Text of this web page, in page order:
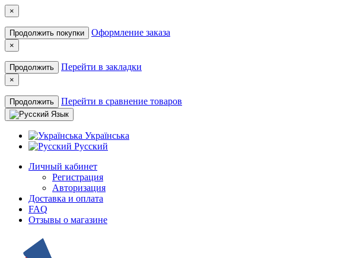
×
Продолжить покупки Оформление заказа
×
Продолжить Перейти в закладки
×
Продолжить Перейти в сравнение товаров
Язык
Українська
Русский
Личный кабинет
Регистрация
Авторизация
Доставка и оплата
FAQ
Отзывы о магазине